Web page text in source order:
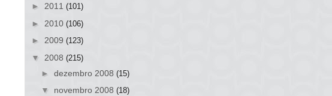
► 2011 (101)
► 2010 (106)
► 2009 (123)
▼ 2008 (215)
► dezembro 2008 (15)
▼ novembro 2008 (18)